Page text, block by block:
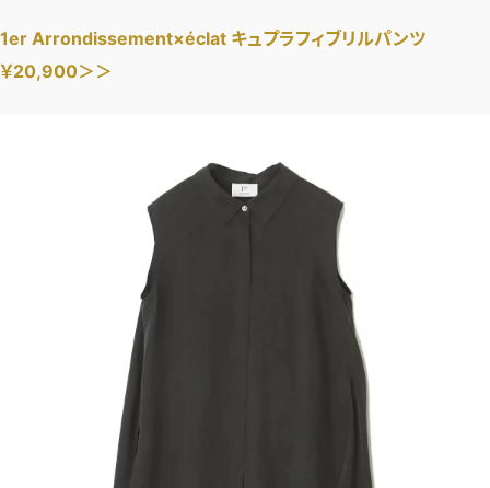
1er Arrondissement×éclat キュプラフィブリルパンツ
￥20,900＞＞